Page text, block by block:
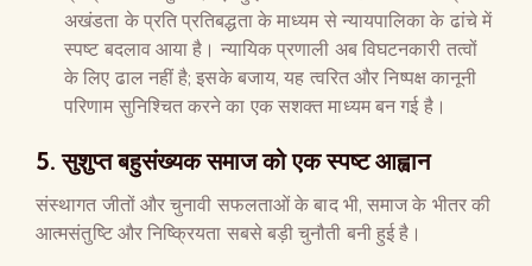
अखंडता के प्रति प्रतिबद्धता के माध्यम से न्यायपालिका के ढांचे में
स्पष्ट बदलाव आया है। न्यायिक प्रणाली अब विघटनकारी तत्वों
के लिए ढाल नहीं है; इसके बजाय, यह त्वरित और निष्पक्ष कानूनी
परिणाम सुनिश्चित करने का एक सशक्त माध्यम बन गई है।
5. सुशुप्त बहुसंख्यक समाज को एक स्पष्ट आह्वान
संस्थागत जीतों और चुनावी सफलताओं के बाद भी, समाज के भीतर की
आत्मसंतुष्टि और निष्क्रियता सबसे बड़ी चुनौती बनी हुई है।